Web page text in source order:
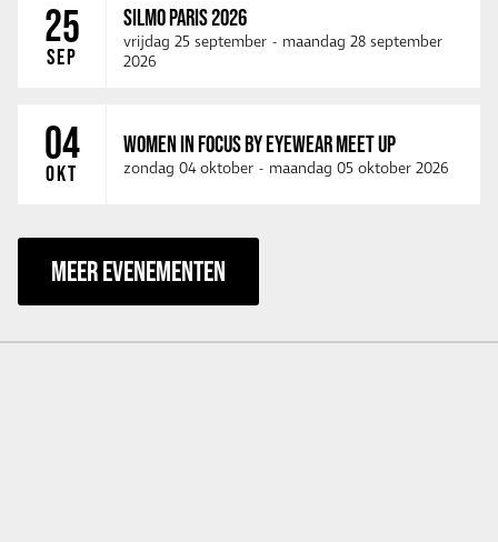
25
SEP
SILMO PARIS 2026
vrijdag 25 september - maandag 28 september
2026
04
OKT
WOMEN IN FOCUS BY EYEWEAR MEET UP
zondag 04 oktober - maandag 05 oktober 2026
MEER EVENEMENTEN